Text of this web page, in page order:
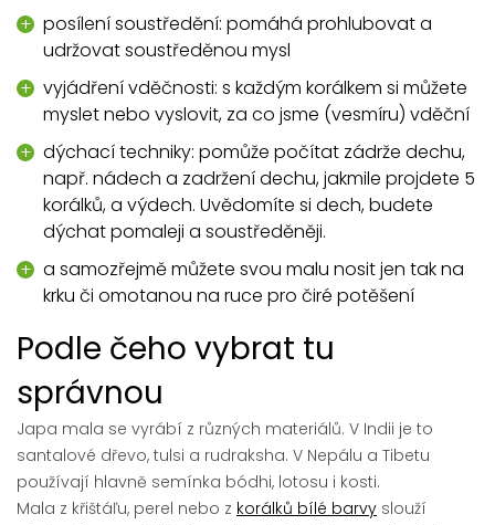
posílení soustředění: pomáhá prohlubovat a
udržovat soustředěnou mysl
vyjádření vděčnosti: s každým korálkem si můžete
myslet nebo vyslovit, za co jsme (vesmíru) vděční
dýchací techniky: pomůže počítat zádrže dechu,
např. nádech a zadržení dechu, jakmile projdete 5
korálků, a výdech. Uvědomíte si dech, budete
dýchat pomaleji a soustředěněji.
a samozřejmě můžete svou malu nosit jen tak na
krku či omotanou na ruce pro čiré potěšení
Podle čeho vybrat tu
správnou
Japa mala se vyrábí z různých materiálů. V Indii je to
santalové dřevo, tulsi a rudraksha. V Nepálu a Tibetu
používají hlavně semínka bódhi, lotosu i kosti.
Mala z křištáľu, perel nebo z korálků bílé barvy slouží